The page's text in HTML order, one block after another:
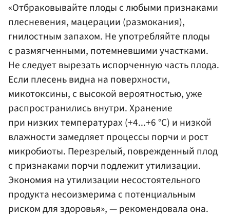
«Отбраковывайте плоды с любыми признаками
плесневения, мацерации (размокания),
гнилостным запахом. Не употребляйте плоды
с размягченными, потемневшими участками.
Не следует вырезать испорченную часть плода.
Если плесень видна на поверхности,
микотоксины, с высокой вероятностью, уже
распространились внутри. Хранение
при низких температурах (+4...+6 °C) и низкой
влажности замедляет процессы порчи и рост
микробиоты. Перезрелый, поврежденный плод
с признаками порчи подлежит утилизации.
Экономия на утилизации несостоятельного
продукта несоизмерима с потенциальным
риском для здоровья», — рекомендовала она.